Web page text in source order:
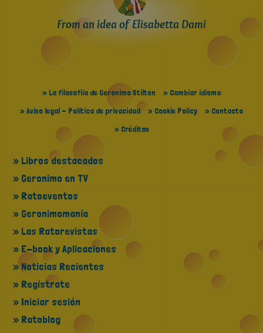
From an idea of Elisabetta Dami
» La filosofiía de Geronimo Stilton
» Cambiar idioma
» Aviso legal - Política de privacidad
» Cookie Policy
» Contacto
» Créditos
» Libros destacados
» Geronimo en TV
» Ratoeventos
» Geronimomanía
» Las Ratorevistas
» E-book y Aplicaciones
» Noticias Recientes
» Regístrate
» Iniciar sesión
» Ratoblog